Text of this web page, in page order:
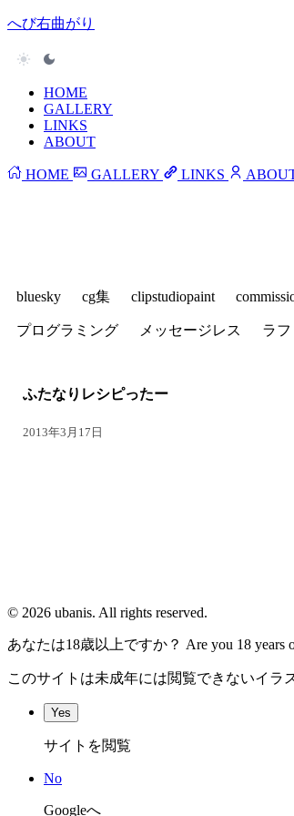
へび右曲がり
HOME
GALLERY
LINKS
ABOUT
HOME GALLERY LINKS
bluesky cg集 clipstudiopaint
プログラミング メッセージレス ラフ
ふたなりレシピったー
2013年3月17日
© 2026 ubanis. All rights reserved.
あなたは18歳以上ですか？ Are you 18 years
このサイトは未成年には閲覧できないイラ
Yes
サイトを閲覧
No
Googleへ